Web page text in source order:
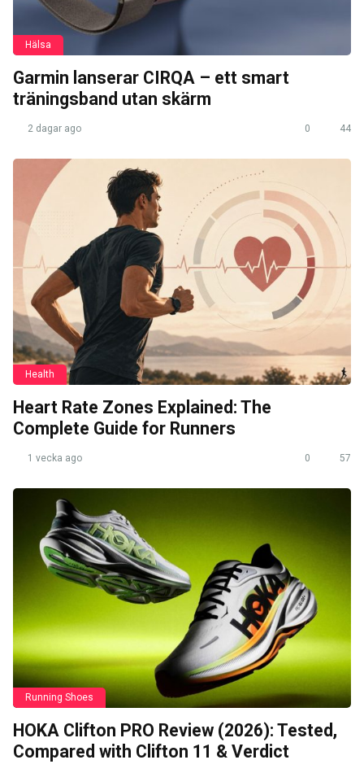
Hälsa
Garmin lanserar CIRQA – ett smart
träningsband utan skärm
2 dagar ago 0 44
Health
Heart Rate Zones Explained: The
Complete Guide for Runners
1 vecka ago 0 57
Running Shoes
HOKA Clifton PRO Review (2026): Tested,
Compared with Clifton 11 & Verdict